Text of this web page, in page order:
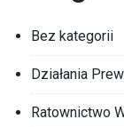
Bez kategorii
Działania
Ratownictwo